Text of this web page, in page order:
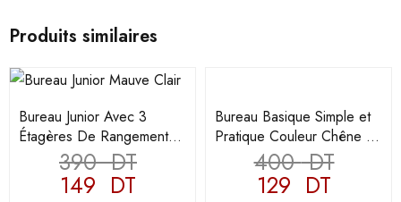
Produits similaires
Bureau Junior Avec 3
Étagères De Rangement
Couleur Mauve Clair –
(A349M)390DT
149 DT
Bureau Basique Simple et
Pratique Couleur Chêne -
400DT
129 DT